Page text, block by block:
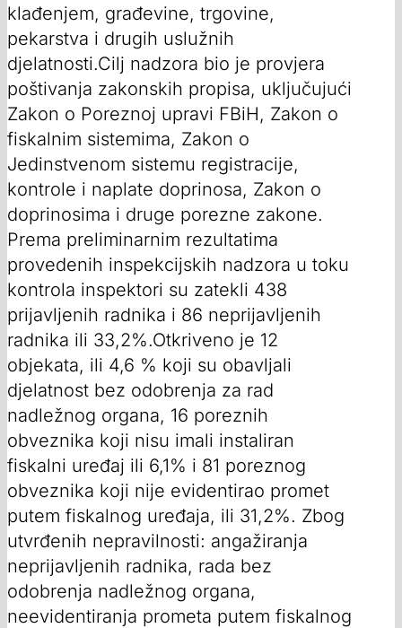
klađenjem, građevine, trgovine,
pekarstva i drugih uslužnih
djelatnosti.Cilj nadzora bio je provjera
poštivanja zakonskih propisa, uključujući
Zakon o Poreznoj upravi FBiH, Zakon o
fiskalnim sistemima, Zakon o
Jedinstvenom sistemu registracije,
kontrole i naplate doprinosa, Zakon o
doprinosima i druge porezne zakone.
Prema preliminarnim rezultatima
provedenih inspekcijskih nadzora u toku
kontrola inspektori su zatekli 438
prijavljenih radnika i 86 neprijavljenih
radnika ili 33,2%.Otkriveno je 12
objekata, ili 4,6 % koji su obavljali
djelatnost bez odobrenja za rad
nadležnog organa, 16 poreznih
obveznika koji nisu imali instaliran
fiskalni uređaj ili 6,1% i 81 poreznog
obveznika koji nije evidentirao promet
putem fiskalnog uređaja, ili 31,2%. Zbog
utvrđenih nepravilnosti: angažiranja
neprijavljenih radnika, rada bez
odobrenja nadležnog organa,
neevidentiranja prometa putem fiskalnog